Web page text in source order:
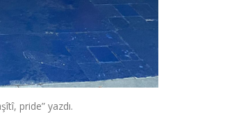
pride” yazdı.